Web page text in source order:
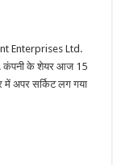
Enterprises Ltd.
कंपनी के शेयर आज 15
अपर सर्किट लग गया